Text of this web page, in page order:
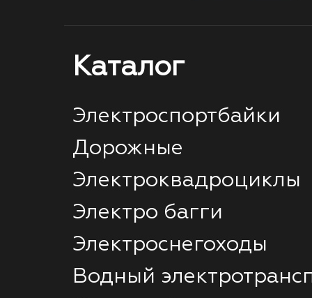
Каталог
Электроспортбайки
Дорожные
Электроквадроциклы
Электро багги
Электроснегоходы
Водный